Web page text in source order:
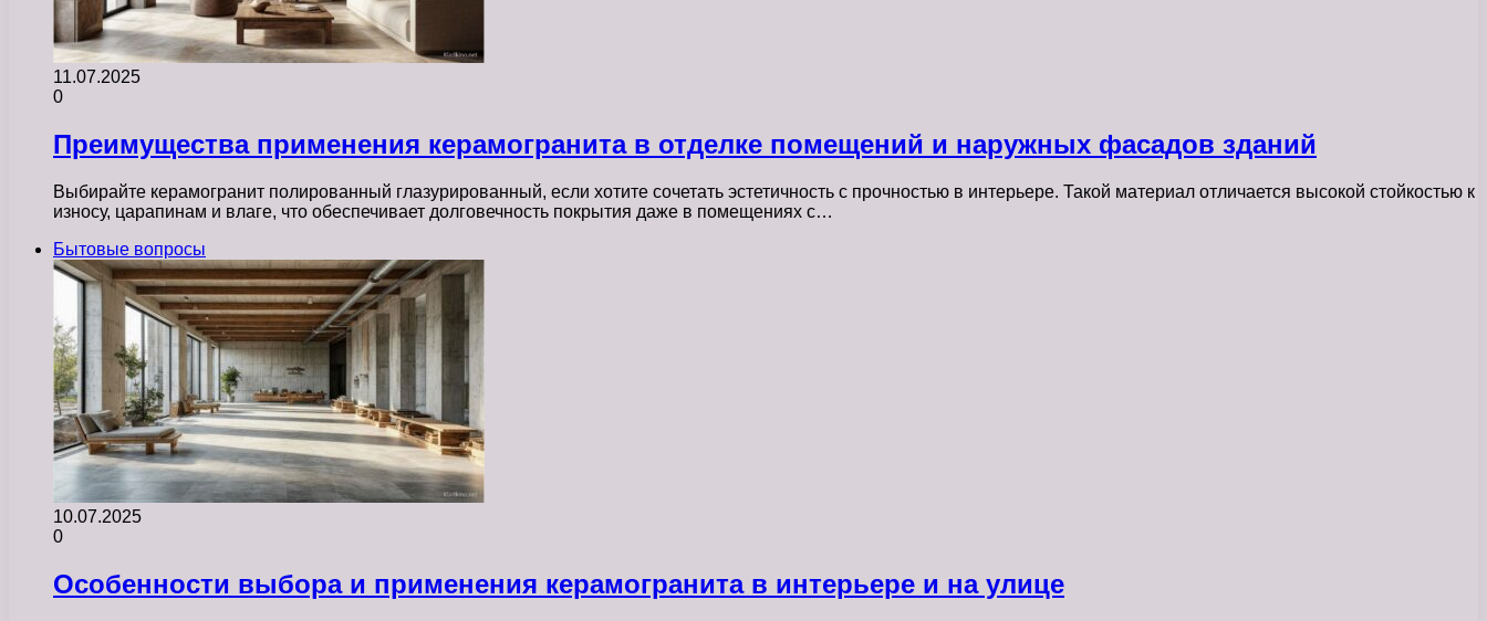
11.07.2025
0
Преимущества применения керамогранита в отделке помещений и наружных фасадов зданий
Выбирайте керамогранит полированный глазурированный, если хотите сочетать эстетичность с прочностью в интерьере. Такой материал отличается высокой стойкостью к
износу, царапинам и влаге, что обеспечивает долговечность покрытия даже в помещениях с…
Бытовые вопросы
10.07.2025
0
Особенности выбора и применения керамогранита в интерьере и на улице